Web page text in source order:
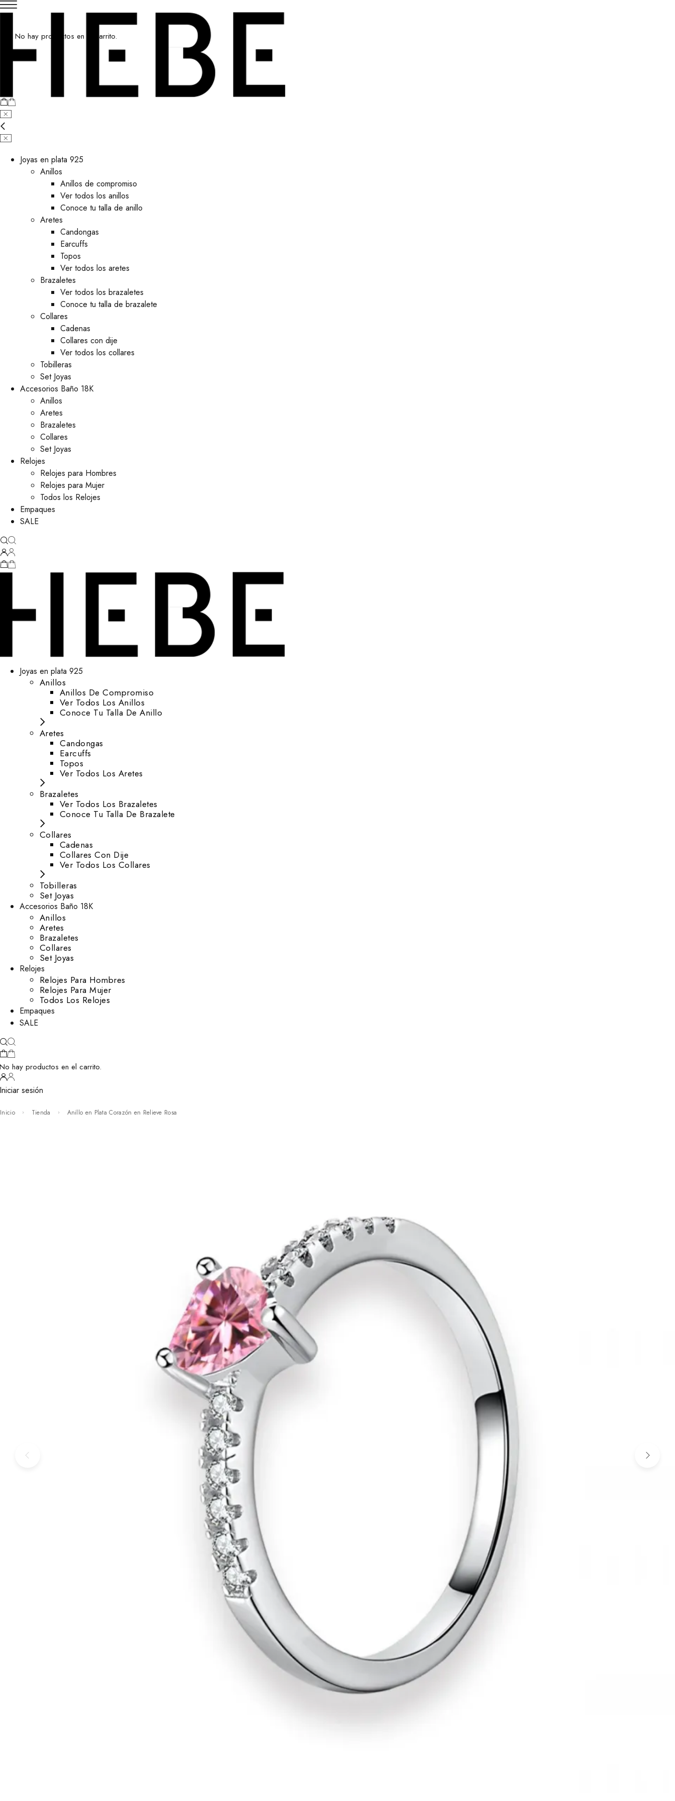
No hay productos en el carrito.
Joyas en plata 925
Anillos
Anillos de compromiso
Ver todos los anillos
Conoce tu talla de anillo
Aretes
⁠Candongas
Earcuffs
Topos
Ver todos los aretes
Brazaletes
Ver todos los brazaletes
Conoce tu talla de brazalete
Collares
Cadenas
Collares con dije
Ver todos los collares
Tobilleras
Set Joyas
Accesorios Baño 18K
Anillos
Aretes
Brazaletes
Collares
Set Joyas
Relojes
Relojes para Hombres
Relojes para Mujer
Todos los Relojes
Empaques
SALE
Joyas en plata 925
Anillos
Anillos De Compromiso
Ver Todos Los Anillos
Conoce Tu Talla De Anillo
Aretes
⁠Candongas
Earcuffs
Topos
Ver Todos Los Aretes
Brazaletes
Ver Todos Los Brazaletes
Conoce Tu Talla De Brazalete
Collares
Cadenas
Collares Con Dije
Ver Todos Los Collares
Tobilleras
Set Joyas
Accesorios Baño 18K
Anillos
Aretes
Brazaletes
Collares
Set Joyas
Relojes
Relojes Para Hombres
Relojes Para Mujer
Todos Los Relojes
Empaques
SALE
hay productos en el carrito.
sesión
Inicio Tienda Anillo en Plata Corazón en Relieve Rosa